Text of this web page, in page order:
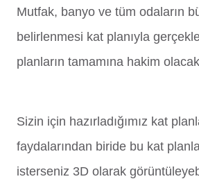
Mutfak, banyo ve tüm odaların
belirlenmesi kat planıyla
planların tamamına hakim
Sizin için hazırladığımız kat
faydalarından biride bu kat
isterseniz 3D olarak